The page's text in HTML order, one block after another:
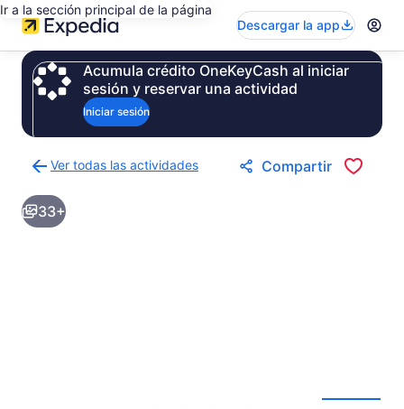
Ir a la sección principal de la página
Descargar la app
Acumula crédito OneKeyCash al iniciar
sesión y reservar una actividad
Iniciar sesión
Ver todas las actividades
a
la
página
Compartir
33+